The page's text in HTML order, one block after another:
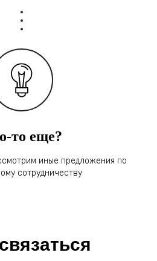
то еще?
иные предложения по
сотрудничеству